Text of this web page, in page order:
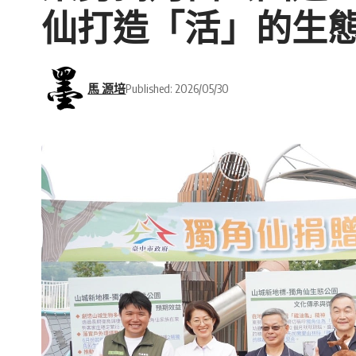
仙打造「活」的生
馬 源培Published: 2026/05/30